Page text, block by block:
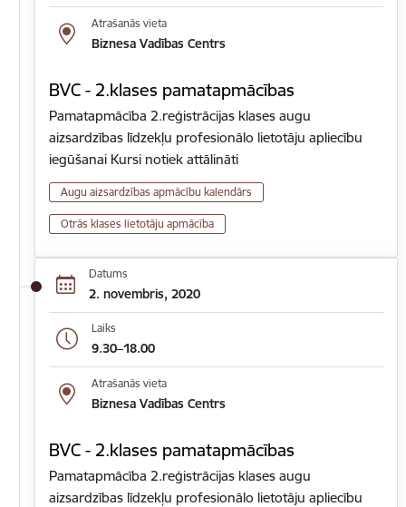
Atrašanās vieta
Biznesa Vadības Centrs
BVC - 2.klases pamatapmācības
Pamatapmācība 2.reģistrācijas klases augu
aizsardzības līdzekļu profesionālo lietotāju apliecību
iegūšanai Kursi notiek attālināti
Augu aizsardzības apmācību kalendārs
Otrās klases lietotāju apmācība
Datums
2. novembris, 2020
Laiks
9.30–18.00
Atrašanās vieta
Biznesa Vadības Centrs
BVC - 2.klases pamatapmācības
Pamatapmācība 2.reģistrācijas klases augu
aizsardzības līdzekļu profesionālo lietotāju apliecību